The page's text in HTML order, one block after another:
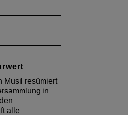
Musil resümiert
in
alle